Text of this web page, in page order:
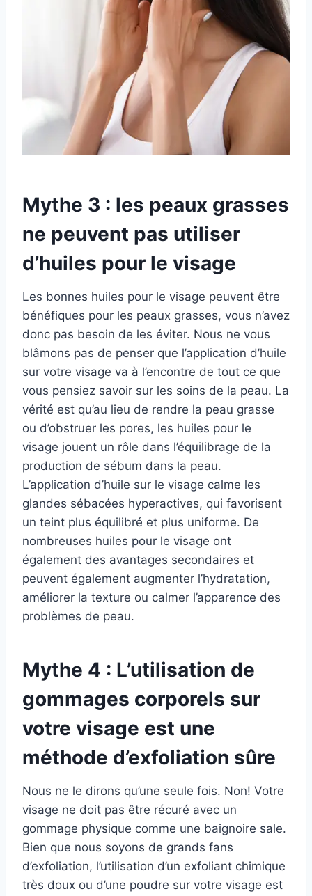
Mythe 3 : les peaux grasses
ne peuvent pas utiliser
d’huiles pour le visage
Les bonnes huiles pour le visage peuvent être
bénéfiques pour les peaux grasses, vous n’avez
donc pas besoin de les éviter. Nous ne vous
blâmons pas de penser que l’application d’huile
sur votre visage va à l’encontre de tout ce que
vous pensiez savoir sur les soins de la peau. La
vérité est qu’au lieu de rendre la peau grasse
ou d’obstruer les pores, les huiles pour le
visage jouent un rôle dans l’équilibrage de la
production de sébum dans la peau.
L’application d’huile sur le visage calme les
glandes sébacées hyperactives, qui favorisent
un teint plus équilibré et plus uniforme. De
nombreuses huiles pour le visage ont
également des avantages secondaires et
peuvent également augmenter l’hydratation,
améliorer la texture ou calmer l’apparence des
problèmes de peau.
Mythe 4 : L’utilisation de
gommages corporels sur
votre visage est une
méthode d’exfoliation sûre
Nous ne le dirons qu’une seule fois. Non! Votre
visage ne doit pas être récuré avec un
gommage physique comme une baignoire sale.
Bien que nous soyons de grands fans
d’exfoliation, l’utilisation d’un exfoliant chimique
très doux ou d’une poudre sur votre visage est